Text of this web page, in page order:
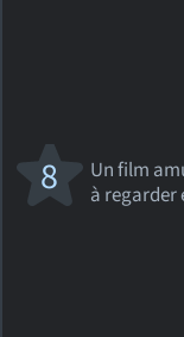
Un film
à regarder
8